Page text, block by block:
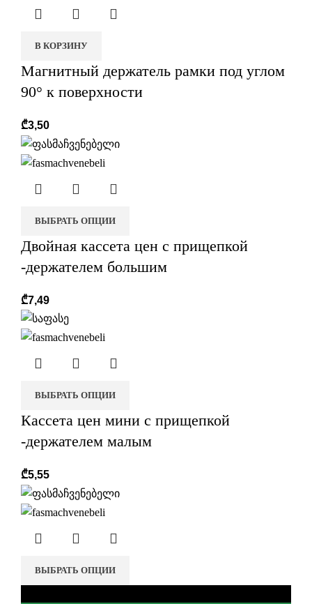
В КОРЗИНУ
Магнитный держатель рамки под углом
90° к поверхности
₾3,50
ВЫБРАТЬ ОПЦИИ
Двойная кассета цен с прищепкой
-держателем большим
₾7,49
ВЫБРАТЬ ОПЦИИ
Кассета цен мини с прищепкой
-держателем малым
₾5,55
ВЫБРАТЬ ОПЦИИ